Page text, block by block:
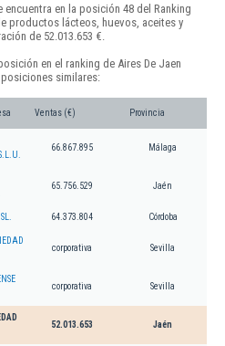
en la posición 48 del Ranking
productos lácteos, huevos, aceites y
de 52.013.653 €.
en el ranking de Aires De Jaen
similares:
Ventas (€) Provincia
66.867.895 Málaga
65.756.529 Jaén
64.373.804 Córdoba
corporativa Sevilla
corporativa Sevilla
52.013.653 Jaén